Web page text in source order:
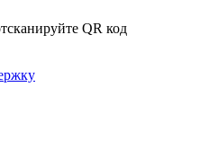
QR код